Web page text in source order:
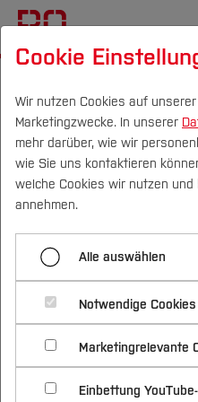
Campus Personen
Studium
Studienangebote
Vor dem Studium
Bewerben &
Bewerbungsportal
Im Studium
Studienbüros und
Nach dem
Forschung &
Profil
Forschungs- und
Schwerpunkte (FuT)
Beratung &
Nachhaltigkeit
Nachhaltigkeit
International
Labor für Mobile
Multisensor-Lastenrad
Menü
Multisensor-Lastenrad
Cookie
Wir nutzen Cookies auf
Marketingzwecke. In unserer
mehr darüber, wie wir
wie Sie uns kontaktieren
welche Cookies wir nutzen
annehmen.
Alle auswählen
Notwendige Cookies
Marketingrelevante
Einbettung